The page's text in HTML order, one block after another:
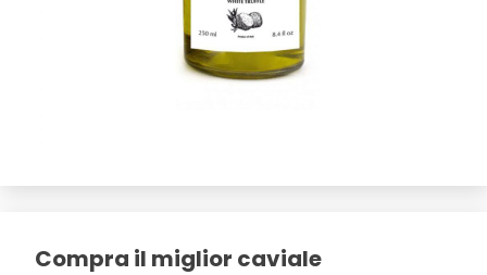
Compra il miglior caviale